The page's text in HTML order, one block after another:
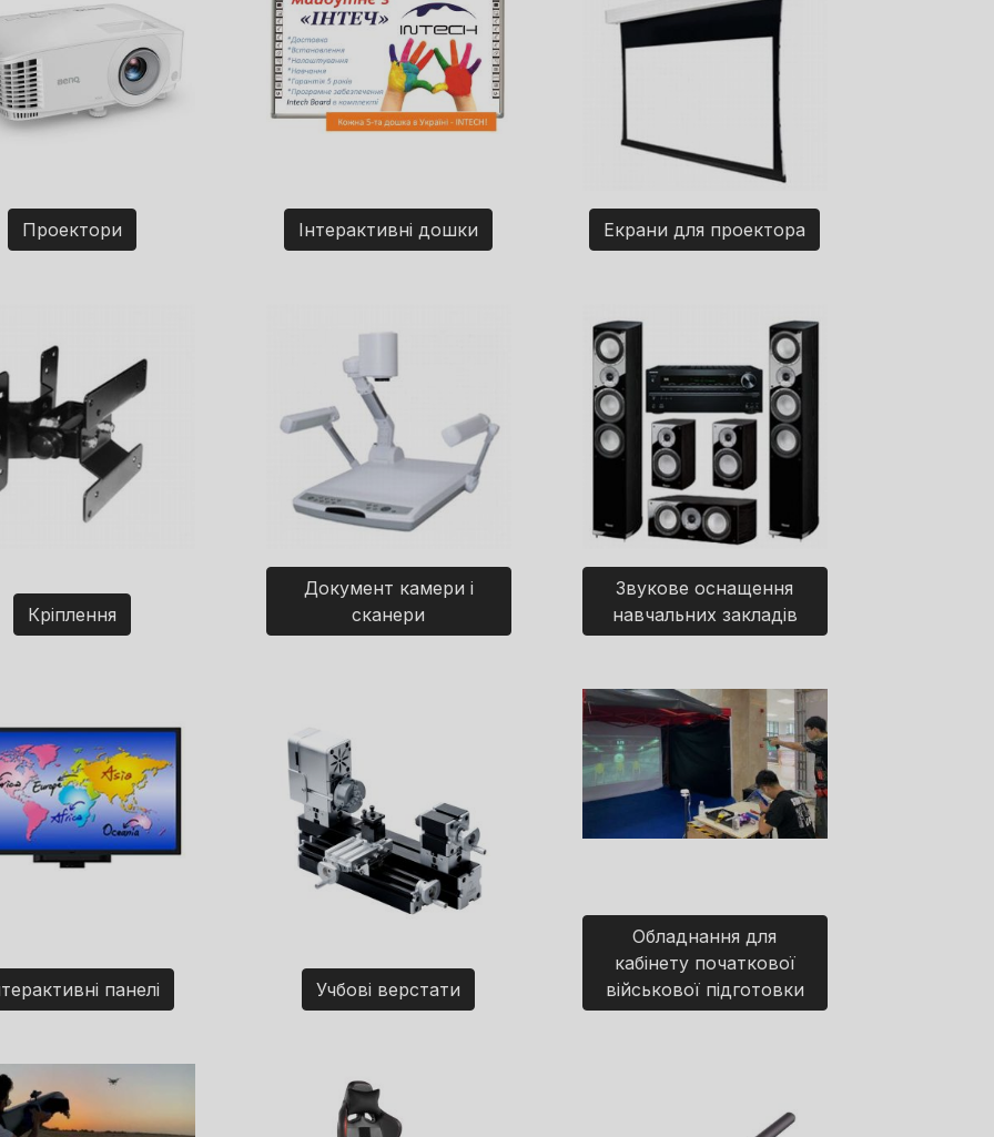
Проектори Інтерактивні дошки Екрани для проектора
Кріплення
Документ камери і
сканери
Звукове оснащення
навчальних закладів
панелі Учбові верстати
Обладнання для
кабінету початкової
військової підготовки